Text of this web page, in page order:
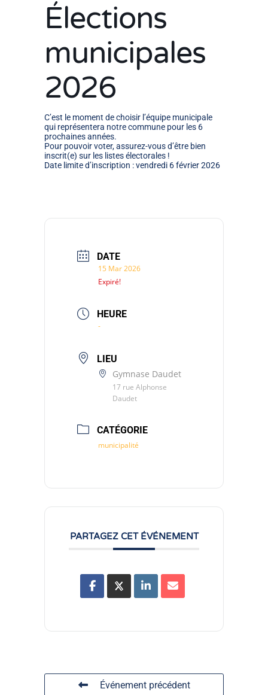
Élections
municipales
2026
C’est le moment de choisir l’équipe municipale
qui représentera notre commune pour les 6
prochaines années.
Pour pouvoir voter, assurez-vous d’être bien
inscrit(e) sur les listes électorales !
Date limite d’inscription : vendredi 6 février 2026
DATE
15 Mar 2026
Expiré!
HEURE
-
LIEU
Gymnase Daudet
17 rue Alphonse
Daudet
CATÉGORIE
municipalité
PARTAGEZ CET ÉVÉNEMENT
Événement précédent